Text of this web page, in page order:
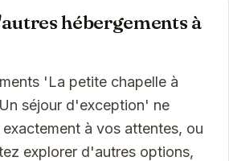
hébergements à
'La petite chapelle à
séjour d'exception' ne
à vos attentes, ou
explorer d'autres options,